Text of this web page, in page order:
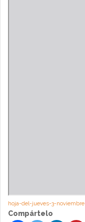
hoja-del-jueves-3-noviembre
Compártelo